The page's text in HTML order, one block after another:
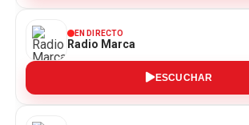
EN DIRECTO
Radio Marca
ESCUCHAR